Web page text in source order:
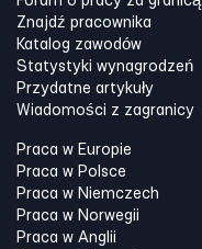
Znajdź pracownika
Katalog zawodów
Statystyki wynagrodzeń
Przydatne artykuły
Wiadomości z zagranicy
Praca w Europie
Praca w Polsce
Praca w Niemczech
Praca w Norwegii
Praca w Anglii